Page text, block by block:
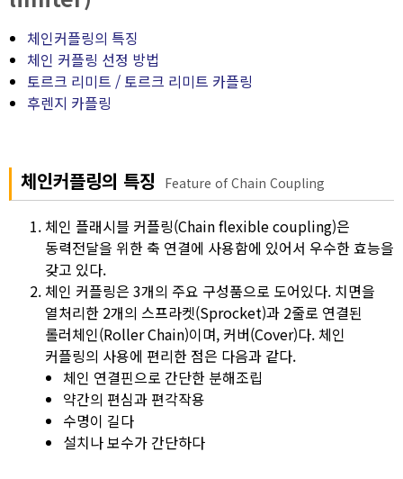
체인커플링의 특징
체인 커플링 선정 방법
토르크 리미트 / 토르크 리미트 카플링
후렌지 카플링
체인커플링의 특징 Feature of Chain Coupling
체인 플래시블 커플링(Chain flexible coupling)은
동력전달을 위한 축 연결에 사용함에 있어서 우수한 효능을
갖고 있다.
체인 커플링은 3개의 주요 구성품으로 도어있다. 치면을
열처리한 2개의 스프라켓(Sprocket)과 2줄로 연결된
롤러체인(Roller Chain)이며, 커버(Cover)다. 체인
커플링의 사용에 편리한 점은 다음과 같다.
체인 연결핀으로 간단한 분해조립
약간의 편심과 편각작용
수명이 길다
설치나 보수가 간단하다